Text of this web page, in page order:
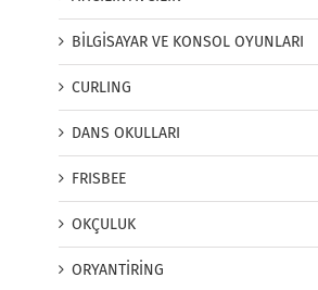
BİLGİSAYAR VE KONSOL OYUNLARI
CURLING
DANS OKULLARI
FRISBEE
OKÇULUK
ORYANTİRİNG